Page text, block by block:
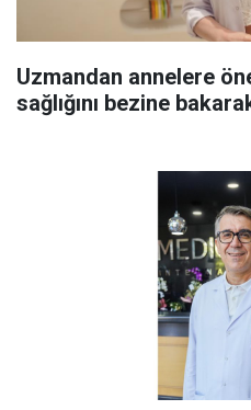
Uzmandan annelere
sağlığını bezine